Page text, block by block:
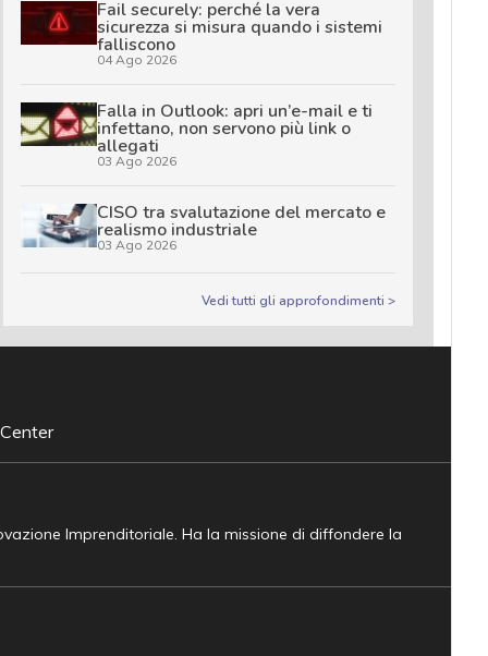
Fail securely: perché la vera
sicurezza si misura quando i sistemi
falliscono
04 Ago 2026
Falla in Outlook: apri un’e-mail e ti
infettano, non servono più link o
allegati
03 Ago 2026
CISO tra svalutazione del mercato e
realismo industriale
03 Ago 2026
Vedi tutti gli approfondimenti >
Imprenditoriale. Ha la missione di diffondere la